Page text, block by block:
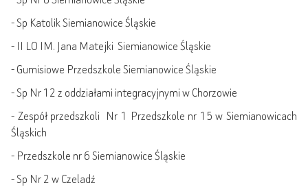
- Sp Katolik Siemianowice Śląskie
- II LO IM. Jana Matejki Siemianowice Śląskie
- Gumisiowe Przedszkole Siemianowice Śląskie
- Sp Nr 12 z oddziałami integracyjnymi w Chorzowie
- Zespół przedszkoli Nr 1 Przedszkole nr 15 w Siemianowicach
Śląskich
- Przedszkole nr 6 Siemianowice Śląskie
- Sp Nr 2 w Czeladź